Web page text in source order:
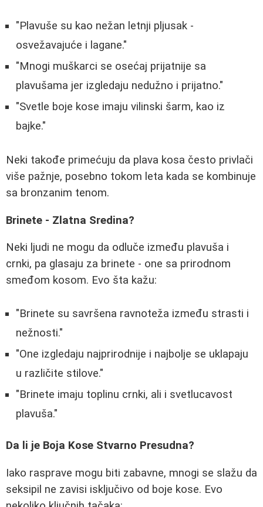
"Plavuše su kao nežan letnji pljusak -
osvežavajuće i lagane."
"Mnogi muškarci se osećaj prijatnije sa
plavušama jer izgledaju nedužno i prijatno."
"Svetle boje kose imaju vilinski šarm, kao iz
bajke."
Neki takođe primećuju da plava kosa često privlači
više pažnje, posebno tokom leta kada se kombinuje
sa bronzanim tenom.
Brinete - Zlatna Sredina?
Neki ljudi ne mogu da odluče između plavuša i
crnki, pa glasaju za brinete - one sa prirodnom
smeđom kosom. Evo šta kažu:
"Brinete su savršena ravnoteža između strasti i
nežnosti."
"One izgledaju najprirodnije i najbolje se uklapaju
u različite stilove."
"Brinete imaju toplinu crnki, ali i svetlucavost
plavuša."
Da li je Boja Kose Stvarno Presudna?
Iako rasprave mogu biti zabavne, mnogi se slažu da
seksipil ne zavisi isključivo od boje kose. Evo